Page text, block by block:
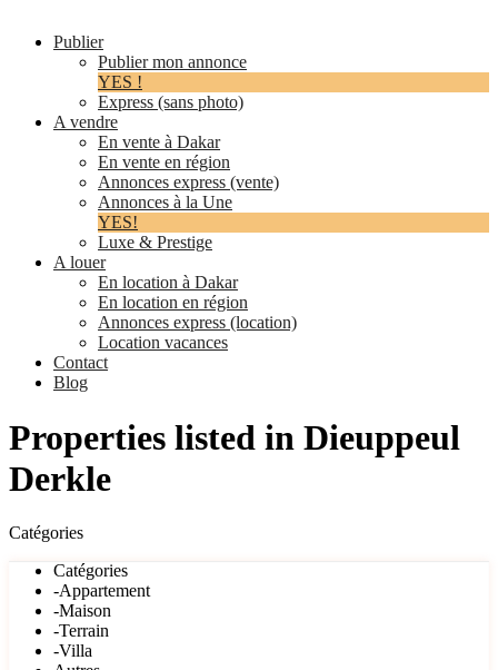
Publier
Publier mon annonce
YES !
Express (sans photo)
A vendre
En vente à Dakar
En vente en région
Annonces express (vente)
Annonces à la Une
YES!
Luxe & Prestige
A louer
En location à Dakar
En location en région
Annonces express (location)
Location vacances
Contact
Blog
Properties listed in Dieuppeul
Derkle
Catégories
Catégories
-Appartement
-Maison
-Terrain
-Villa